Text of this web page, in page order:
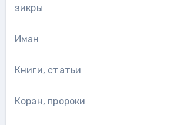
зикры
Иман
Книги, статьи
Коран, пророки